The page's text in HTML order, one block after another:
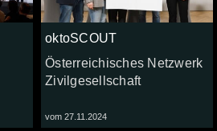
oktoSCOUT
Österreichisches Netzwerk
Zivilgesellschaft
vom 27.11.2024